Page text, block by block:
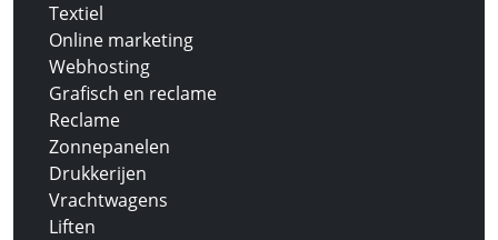
Textiel
Online marketing
Webhosting
Grafisch en reclame
Reclame
Zonnepanelen
Drukkerijen
Vrachtwagens
Liften